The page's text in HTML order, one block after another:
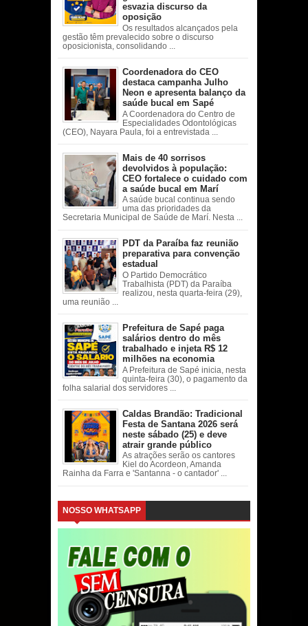
esvazia discurso da
oposição
Os resultados alcançados pela
gestão têm prevalecido sobre o discurso
oposicionista, consolidando ...
Coordenadora do CEO
destaca campanha Julho
Neon e apresenta balanço da
saúde bucal em Sapé
A Coordenadora do Centro de
Especialidades Odontológicas
(CEO), Nayara Paula, foi a entrevistada ...
Mais de 40 sorrisos
devolvidos à população:
CEO fortalece o cuidado com
a saúde bucal em Marí
A saúde bucal continua sendo
uma das prioridades da
Secretaria Municipal de Saúde de Marí. Nesta ...
PDT da Paraíba faz reunião
preparativa para convenção
estadual
O Partido Democrático
Trabalhista (PDT) da Paraíba
realizou, nesta quarta-feira (29),
uma reunião ...
Prefeitura de Sapé paga
salários dentro do mês
trabalhado e injeta R$ 12
milhões na economia
A Prefeitura de Sapé inicia, nesta
quinta-feira (30), o pagamento da
folha salarial dos servidores ...
Caldas Brandão: Tradicional
Festa de Santana 2026 será
neste sábado (25) e deve
atrair grande público
As atrações serão os cantores
Kiel do Acordeon, Amanda
Rainha da Farra e 'Santanna - o cantador' ...
NOSSO WHATSAPP